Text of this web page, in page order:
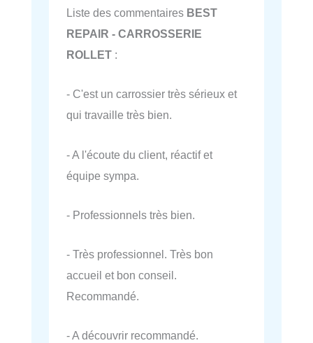
Liste des commentaires BEST
REPAIR - CARROSSERIE
ROLLET :
- C'est un carrossier très sérieux et
qui travaille très bien.
- A l'écoute du client, réactif et
équipe sympa.
- Professionnels très bien.
- Très professionnel. Très bon
accueil et bon conseil.
Recommandé.
- A découvrir recommandé.